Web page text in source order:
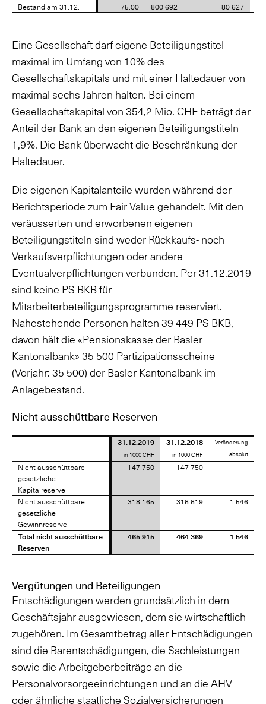
Bestand am 31.12.
75.00 800 692 80 627
Bestand am 31.12.
Eine Gesellschaft darf eigene Beteiligungstitel
maximal im Umfang von 10% des
Gesellschaftskapitals und mit einer Haltedauer von
maximal sechs Jahren halten. Bei einem
Gesellschaftskapital von 354,2 Mio. CHF beträgt der
Anteil der Bank an den eigenen Beteiligungstiteln
1,9%. Die Bank überwacht die Beschränkung der
Haltedauer.
Die eigenen Kapitalanteile wurden während der
Berichtsperiode zum Fair Value gehandelt. Mit den
veräusserten und erworbenen eigenen
Beteiligungstiteln sind weder Rückkaufs- noch
Verkaufsverpflichtungen oder andere
Eventualverpflichtungen verbunden. Per 31.12.2019
sind keine PS BKB für
Mitarbeiterbeteiligungsprogramme reserviert.
Nahestehende Personen halten 39 449 PS BKB,
davon hält die «Pensionskasse der Basler
Kantonalbank» 35 500 Partizipationsscheine
(Vorjahr: 35 500) der Basler Kantonalbank im
Anlagebestand.
Nicht ausschüttbare Reserven
31.12.2019
in 1000 CHF
31.12.2018
in 1000 CHF
Veränderung
absolut
Nicht ausschüttbare
gesetzliche
Kapitalreserve
147 750 147 750 –
Nicht ausschüttbare
gesetzliche
Gewinnreserve
318 165 316 619 1 546
Total nicht ausschüttbare
Reserven
465 915 464 369 1 546
Nicht ausschüttbare
gesetzliche
Kapitalreserve
Nicht ausschüttbare
gesetzliche
Gewinnreserve
Total nicht ausschüttbare
Reserven
Vergütungen und Beteiligungen
Entschädigungen werden grundsätzlich in dem
Geschäftsjahr ausgewiesen, dem sie wirtschaftlich
zugehören. Im Gesamtbetrag aller Entschädigungen
sind die Barentschädigungen, die Sachleistungen
sowie die Arbeitgeberbeiträge an die
Personalvorsorgeeinrichtungen und an die AHV
oder ähnliche staatliche Sozialversicherungen